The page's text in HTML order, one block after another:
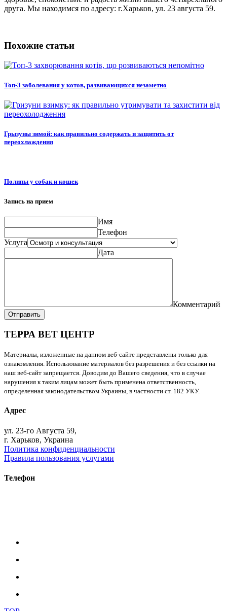
друга. Мы находимся по адресу: г.Харьков, ул. 23 августа 59.
Похожие статьи
Топ-3 заболевания у котов, развивающихся незаметно
Грызуны зимой: как правильно содержать и защитить от
переохлаждения
Полипы у собак и кошек
Запись на прием
Имя
Телефон
Услуга
Дата
Комментарий
Отправить
ТЕРРА ВЕТ ЦЕНТР
Материалы, изложенные на данном веб-сайте представлены только для
ознакомления. Использование материалов без разрешения и без ссылки на
наш веб-сайт запрещается. Доводим до Вашего сведения, что в случае
нарушения к таким лицам может быть применена ответственность,
определенная законодательством Украины, в частности ст. 182 УКУ.
Адрес
ул. 23-го Августа 59,
г. Харьков, Украина
Политика конфиденциальности
Правила пользования услугами
Телефон